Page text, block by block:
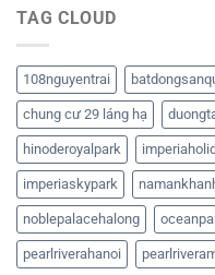
TAG CLOUD
108nguyentrai
chung cư 29 láng hạ
hinoderoyalpark
imperiaskypark
noblepalacehalong
pearlriverahanoi